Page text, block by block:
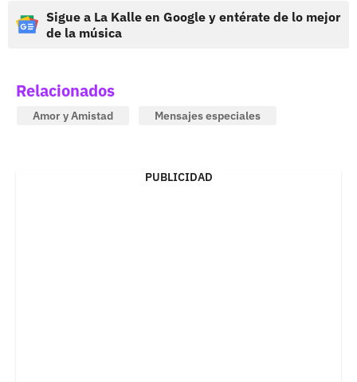
Sigue a La Kalle en Google y entérate de lo mejor
de la música
Relacionados
Amor y Amistad Mensajes especiales
PUBLICIDAD